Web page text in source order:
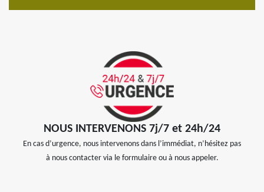
NOUS INTERVENONS 7j/7 et 24h/24
En cas d’urgence, nous intervenons dans l’immédiat, n’hésitez pas
à nous contacter via le formulaire ou à nous appeler.